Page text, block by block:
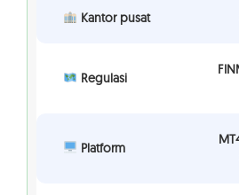
Kantor pusat
Regulasi
Platform